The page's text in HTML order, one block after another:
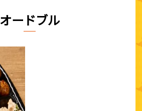
オードブル